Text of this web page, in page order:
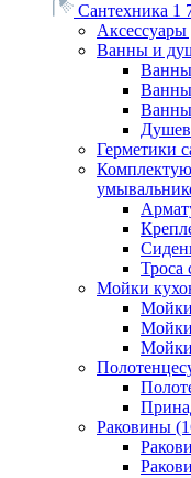
Сантехника 1
Ванны и
Герметики
Троса
Мойки
Мойки
Раковины